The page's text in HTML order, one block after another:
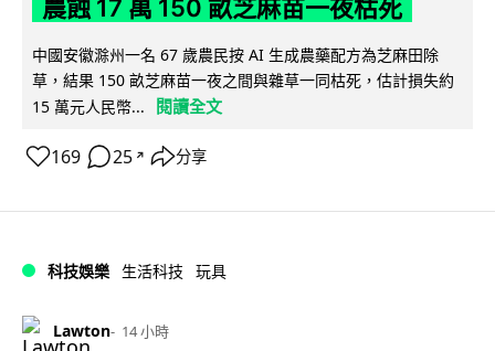
農蝕 17 萬 150 畝芝麻苗一夜枯死
中國安徽滁州一名 67 歲農民按 AI 生成農藥配方為芝麻田除
草，結果 150 畝芝麻苗一夜之間與雜草一同枯死，估計損失約
15 萬元人民幣...
閱讀全文
169 25 ↗ 分享
科技娛樂 生活科技 玩具
Lawton 14 小時